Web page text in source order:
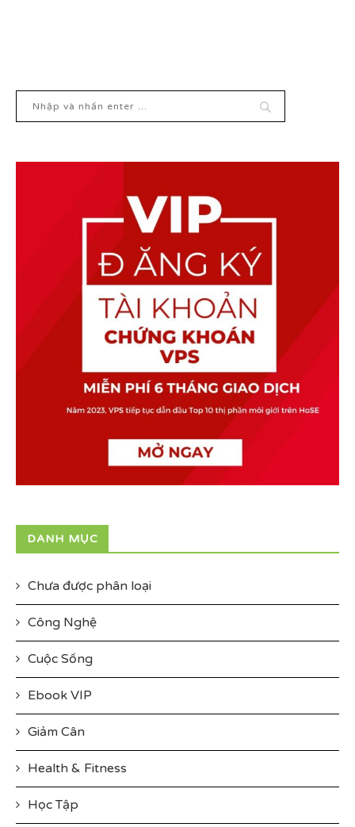
DANH MỤC
Chưa được phân loại
Công Nghệ
Cuộc Sống
Ebook VIP
Giảm Cân
Health & Fitness
Học Tập